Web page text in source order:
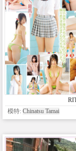
模特: Chinatsu Tamai